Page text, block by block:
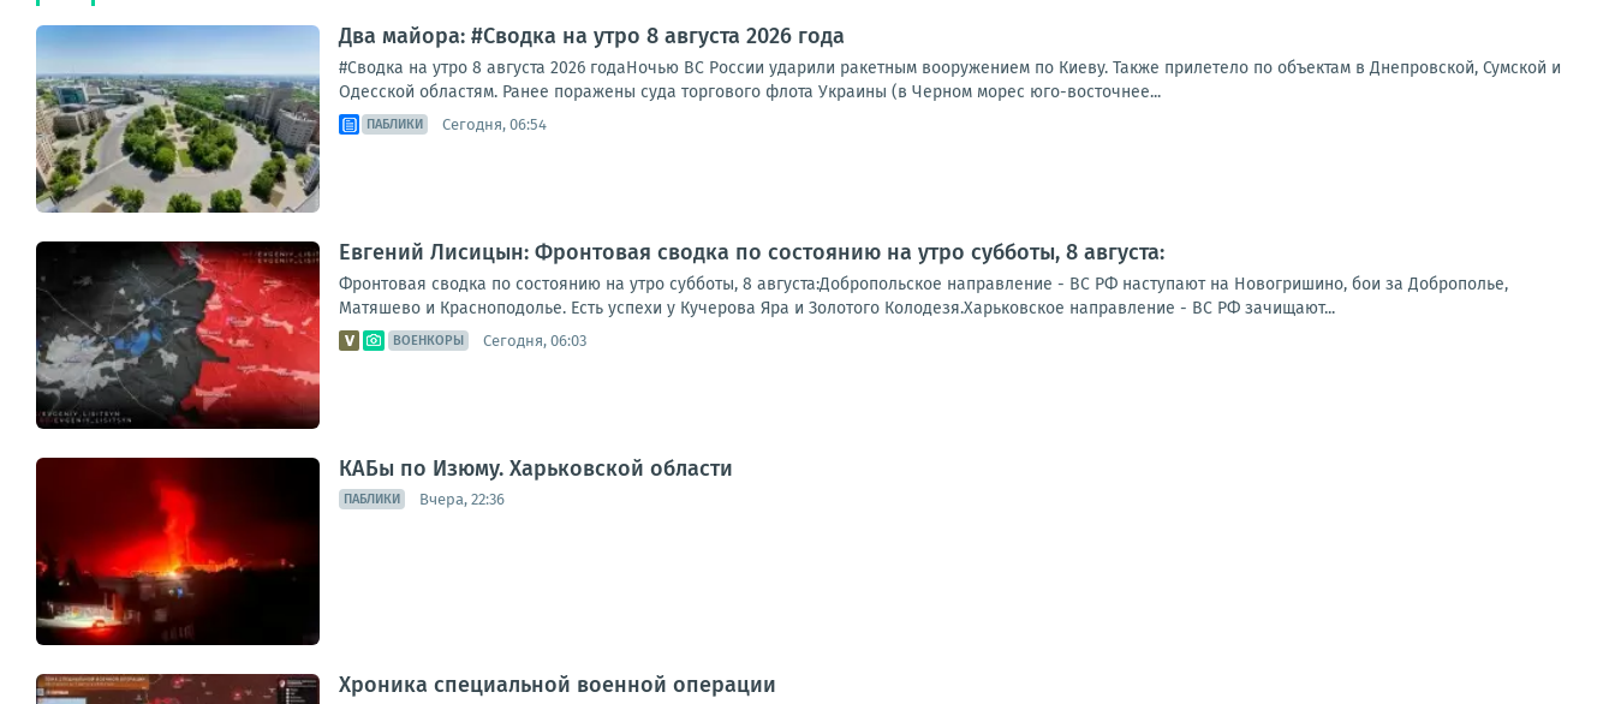
Два майора: #Сводка на утро 8 августа 2026 года
#Сводка на утро 8 августа 2026 годаНочью ВС России ударили ракетным вооружением по Киеву. Также прилетело по объектам в Днепровской, Сумской и
Одесской областям. Ранее поражены суда торгового флота Украины (в Черном морес юго-восточнее...
ПАБЛИКИ Сегодня, 06:54
Евгений Лисицын: Фронтовая сводка по состоянию на утро субботы, 8 августа:
Фронтовая сводка по состоянию на утро субботы, 8 августа:Добропольское направление - ВС РФ наступают на Новогришино, бои за Доброполье,
Матяшево и Красноподолье. Есть успехи у Кучерова Яра и Золотого Колодезя.Харьковское направление - ВС РФ зачищают...
ВОЕНКОРЫ Сегодня, 06:03
КАБы по Изюму. Харьковской области
ПАБЛИКИ Вчера, 22:36
Хроника специальной военной операции